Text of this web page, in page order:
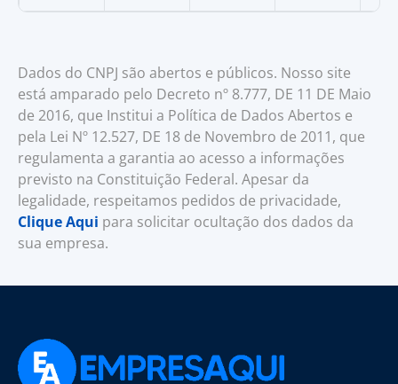
Dados do CNPJ são abertos e públicos. Nosso site
está amparado pelo Decreto nº 8.777, DE 11 DE Maio
de 2016, que Institui a Política de Dados Abertos e
pela Lei Nº 12.527, DE 18 de Novembro de 2011, que
regulamenta a garantia ao acesso a informações
previsto na Constituição Federal. Apesar da
legalidade, respeitamos pedidos de privacidade,
Clique Aqui para solicitar ocultação dos dados da
sua empresa.